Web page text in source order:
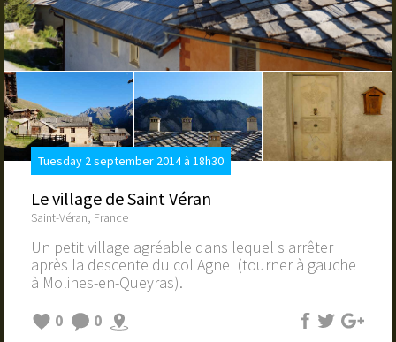
Tuesday 2 september 2014 à 18h30
Le village de Saint Véran
Saint-Véran, France
Un petit village agréable dans lequel s'arrêter
après la descente du col Agnel (tourner à gauche
à Molines-en-Queyras).
0
0